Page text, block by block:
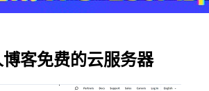
客免费的云服务器